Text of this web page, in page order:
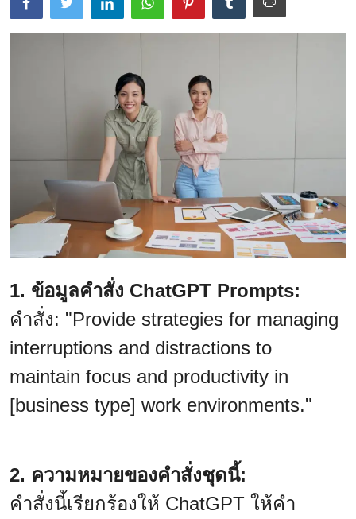
1. ข้อมูลคำสั่ง ChatGPT Prompts:
คำสั่ง: "Provide strategies for managing
interruptions and distractions to
maintain focus and productivity in
[business type] work environments."
2. ความหมายของคำสั่งชุดนี้:
คำสั่งนี้เรียกร้องให้ ChatGPT ให้คำ